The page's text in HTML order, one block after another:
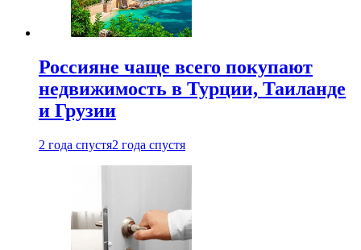
Россияне чаще всего покупают
недвижимость в Турции, Таиланде
и Грузии
2 года спустя2 года спустя